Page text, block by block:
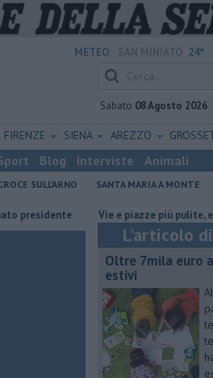
METEO: 24°
Sabato 08 Agosto 2026
FIRENZE SIENA AREZZO
Blog Interviste Animali
SULL'ARNO SANTA MARIA A MONTE
Vie e piazze più pulite, ecco il
L'articolo
Oltre 7mila euro
estivi